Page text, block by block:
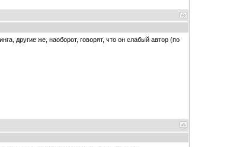
другие же, наоборот, говорят, что он слабый автор (по